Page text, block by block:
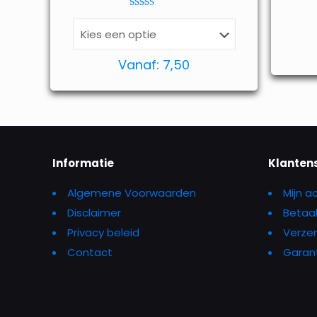
uit 5
Vanaf: 7,50
Informatie
Algemene Voorwaarden
Disclaimer
Privacy beleid
Contact
Mijn